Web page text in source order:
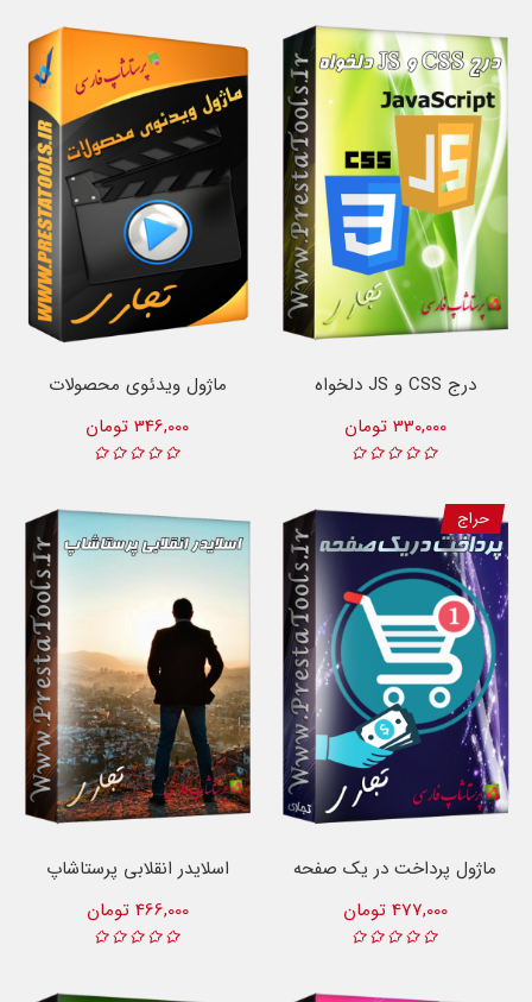
درج CSS و JS دلخواه
330,000 تومان
ماژول ویدئوی محصولات
346,000 تومان
حراج
ماژول پرداخت در یک صفحه
477,000 تومان
اسلایدر انقلابی پرستاشاپ
466,000 تومان